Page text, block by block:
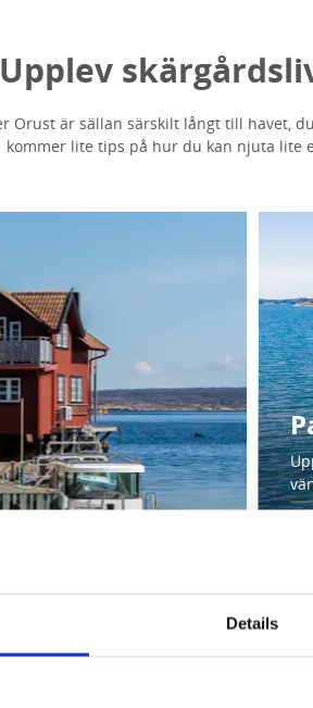
Details
Upplev
Orust är sällan särskilt långt till havet,
kommer lite tips på hur du kan njuta lite